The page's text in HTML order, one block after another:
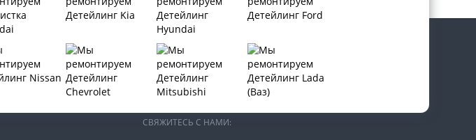
МЫ В СОЦИАЛЬНЫХ СЕТЯХ:
СВЯЖИТЕСЬ С НАМИ: